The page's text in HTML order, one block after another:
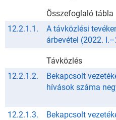
Összefoglaló tábla
12.2.1.1.
A távközlési
árbevétel (2022. I.–
Távközlés
12.2.1.2.
Bekapcsolt
hívások száma
12.2.1.3.
Bekapcsolt